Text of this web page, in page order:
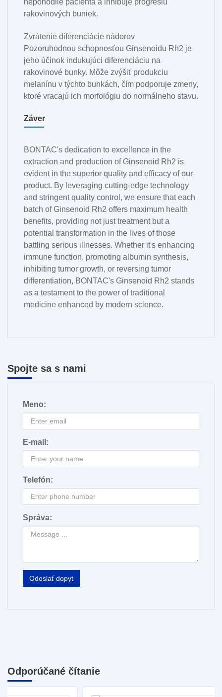
nepohodlie pacienta a inhibuje progresiu
rakovinových buniek.
Zvrátenie diferenciácie nádorov
Pozoruhodnou schopnosťou Ginsenoidu Rh2 je
jeho účinok indukujúci diferenciáciu na
rakovinové bunky. Môže zvýšiť produkciu
melanínu v týchto bunkách, čím podporuje zmeny,
ktoré vracajú ich morfológiu do normálneho stavu.
Záver
BONTAC's dedication to excellence in the
extraction and production of Ginsenoid Rh2 is
evident in the superior quality and efficacy of our
product. By leveraging cutting-edge technology
and stringent quality control, we ensure that each
batch of Ginsenoid Rh2 offers maximum health
benefits, providing not just treatment but a
potential transformation in the lives of those
battling serious illnesses. Whether it's enhancing
immune function, promoting albumin synthesis,
inhibiting tumor growth, or reversing tumor
differentiation, BONTAC's Ginsenoid Rh2 stands
as a testament to the power of traditional
medicine enhanced by modern science.
Spojte sa s nami
Meno:
E-mail:
Telefón:
Správa:
Odoslať dopyt
Odporúčané čítanie